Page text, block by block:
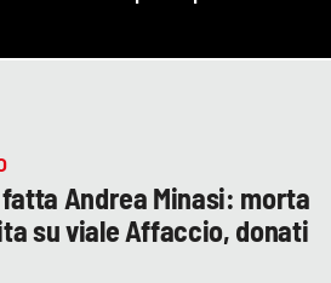
fatta Andrea Minasi: morta
su viale Affaccio, donati